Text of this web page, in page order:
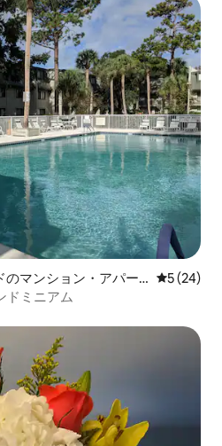
のマンション・アパー
レビュー
5 (24)
ドミニアム
。